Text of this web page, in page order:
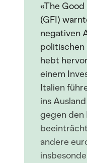
«The
(GFI)
negativen
politischen
hebt
einem
Italien
ins
gegen den
andere